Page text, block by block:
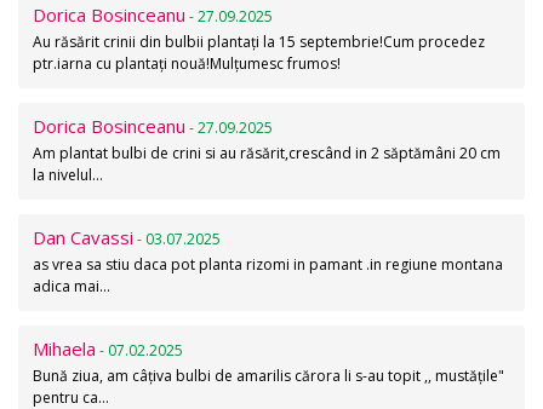
Dorica Bosinceanu - 27.09.2025
Au răsărit crinii din bulbii plantați la 15 septembrie!Cum procedez
ptr.iarna cu plantați nouă!Mulțumesc frumos!
Dorica Bosinceanu - 27.09.2025
Am plantat bulbi de crini si au răsărit,crescând in 2 săptămâni 20 cm
la nivelul…
Dan Cavassi - 03.07.2025
as vrea sa stiu daca pot planta rizomi in pamant .in regiune montana
adica mai…
Mihaela - 07.02.2025
Bună ziua, am câțiva bulbi de amarilis cărora li s-au topit ,, mustățile"
pentru ca…